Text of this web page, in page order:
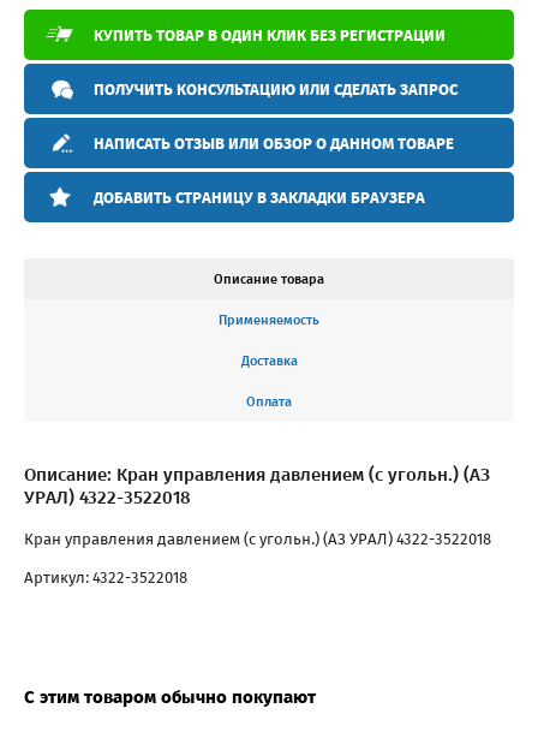
КУПИТЬ ТОВАР В ОДИН КЛИК БЕЗ РЕГИСТРАЦИИ
ПОЛУЧИТЬ КОНСУЛЬТАЦИЮ ИЛИ СДЕЛАТЬ ЗАПРОС
НАПИСАТЬ ОТЗЫВ ИЛИ ОБЗОР О ДАННОМ ТОВАРЕ
ДОБАВИТЬ СТРАНИЦУ В ЗАКЛАДКИ БРАУЗЕРА
Описание товара
Применяемость
Доставка
Оплата
Описание: Кран управления давлением (с угольн.) (АЗ
УРАЛ) 4322-3522018
Кран управления давлением (с угольн.) (АЗ УРАЛ) 4322-3522018
Артикул: 4322-3522018
С этим товаром обычно покупают